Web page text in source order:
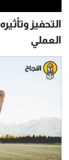
التحفيز
العملي